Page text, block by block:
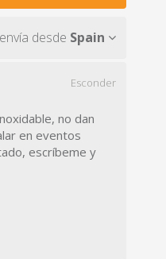
desde Spain
Esconder
no dan
en eventos
escríbeme y